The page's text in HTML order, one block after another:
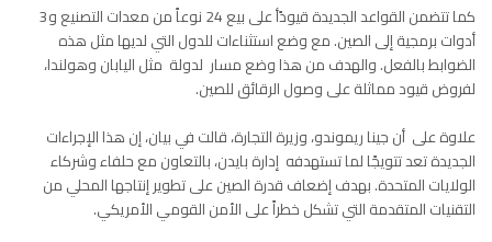
كما تتضمن القواعد الجديدة قيودًأ على بيع 24 نوعاً من معدات التصنيع و3
أدوات برمجية إلى الصين. مع وضع استثناءات للدول التي لديها مثل هذه
الضوابط بالفعل. والهدف من هذا وضع مسار لدولة مثل اليابان وهولندا،
لفروض قيود مماثلة على وصول الرقائق للصين.
علاوة على أن جينا ريموندو، وزيرة التجارة، قالت في بيان، إن هذا الإجراءات
الجديدة تعد تتويجًا لما تستهدفه إدارة بايدن، بالتعاون مع حلفاء وشركاء
الولايات المتحدة. بهدف إضعاف قدرة الصين على تطوير إنتاجها المحلي من
التقنيات المتقدمة التي تشكل خطراً على الأمن القومي الأمريكي.